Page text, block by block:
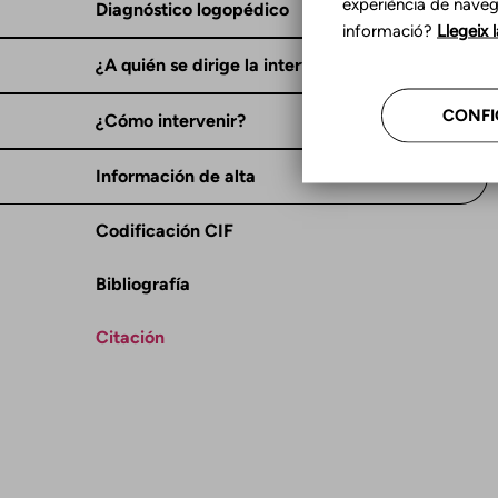
Diagnóstico logopédico
¿A quién se dirige la intervención?
¿Cómo intervenir?
Información de alta
Codificación CIF
Bibliografía
Citación
informació? Llegeix